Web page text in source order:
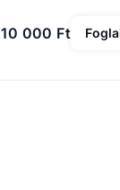
10 000 Ft